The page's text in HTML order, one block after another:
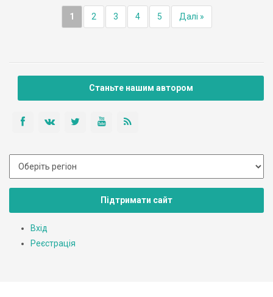
1 2 3 4 5 Далі »
Станьте нашим автором
Підтримати сайт
Вхід
Реєстрація